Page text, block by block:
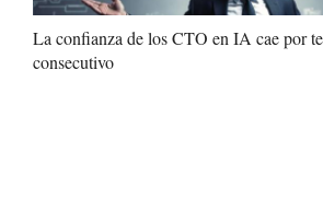
La confianza de los CTO en IA cae por
consecutivo